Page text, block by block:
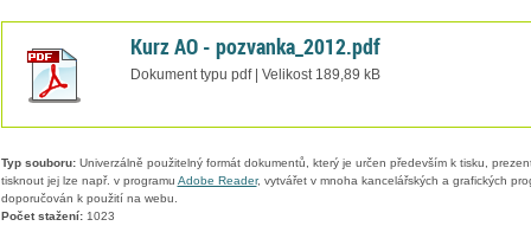
Kurz AO - pozvanka_2012.pdf
Dokument typu pdf | Velikost 189,89 kB
Typ souboru:Univerzálně použitelný formát dokumentů, který je určen především k tisku,
tisknout jej lze např. v programu Adobe Reader, vytvářet v mnoha kancelářských a grafických
doporučován k použití na webu.
Počet stažení:1023